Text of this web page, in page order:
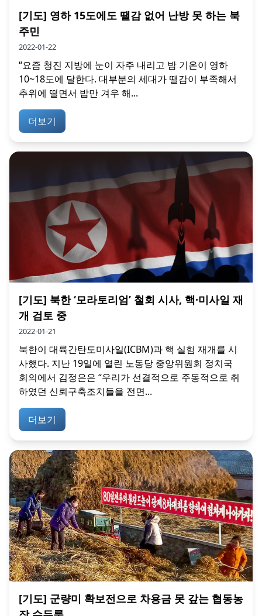
[기도] 영하 15도에도 땔감 없어 난방 못 하는 북
주민
2022-01-22
“요즘 청진 지방에 눈이 자주 내리고 밤 기온이 영하
10~18도에 달한다. 대부분의 세대가 땔감이 부족해서
추위에 떨면서 밥만 겨우 해...
더보기
[기도] 북한 ‘모라토리엄’ 철회 시사, 핵·미사일 재
개 검토 중
2022-01-21
북한이 대륙간탄도미사일(ICBM)과 핵 실험 재개를 시
사했다. 지난 19일에 열린 노동당 중앙위원회 정치국
회의에서 김정은은 “우리가 선결적으로 주동적으로 취
하였던 신뢰구축조치들을 전면...
더보기
[기도] 군량미 확보전으로 차용금 못 갚는 협동농